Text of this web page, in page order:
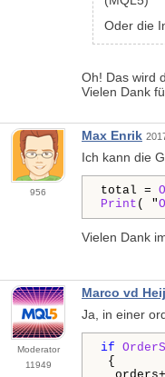
Oder die
Oh! Das wird
Vielen Dank
956
Max Enrik
Ich kann die
total =
Print ( "
Vielen Dank
Moderator
11949
Marco vd
Ja, in einer
if
{